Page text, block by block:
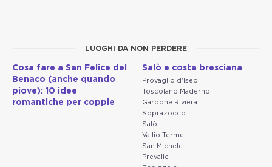
LUOGHI DA NON PERDERE
Cosa fare a San Felice del
Benaco (anche quando
piove): 10 idee
romantiche per coppie
Salò e costa bresciana
Provaglio d'Iseo
Toscolano Maderno
Gardone Riviera
Soprazocco
Salò
Vallio Terme
San Michele
Prevalle